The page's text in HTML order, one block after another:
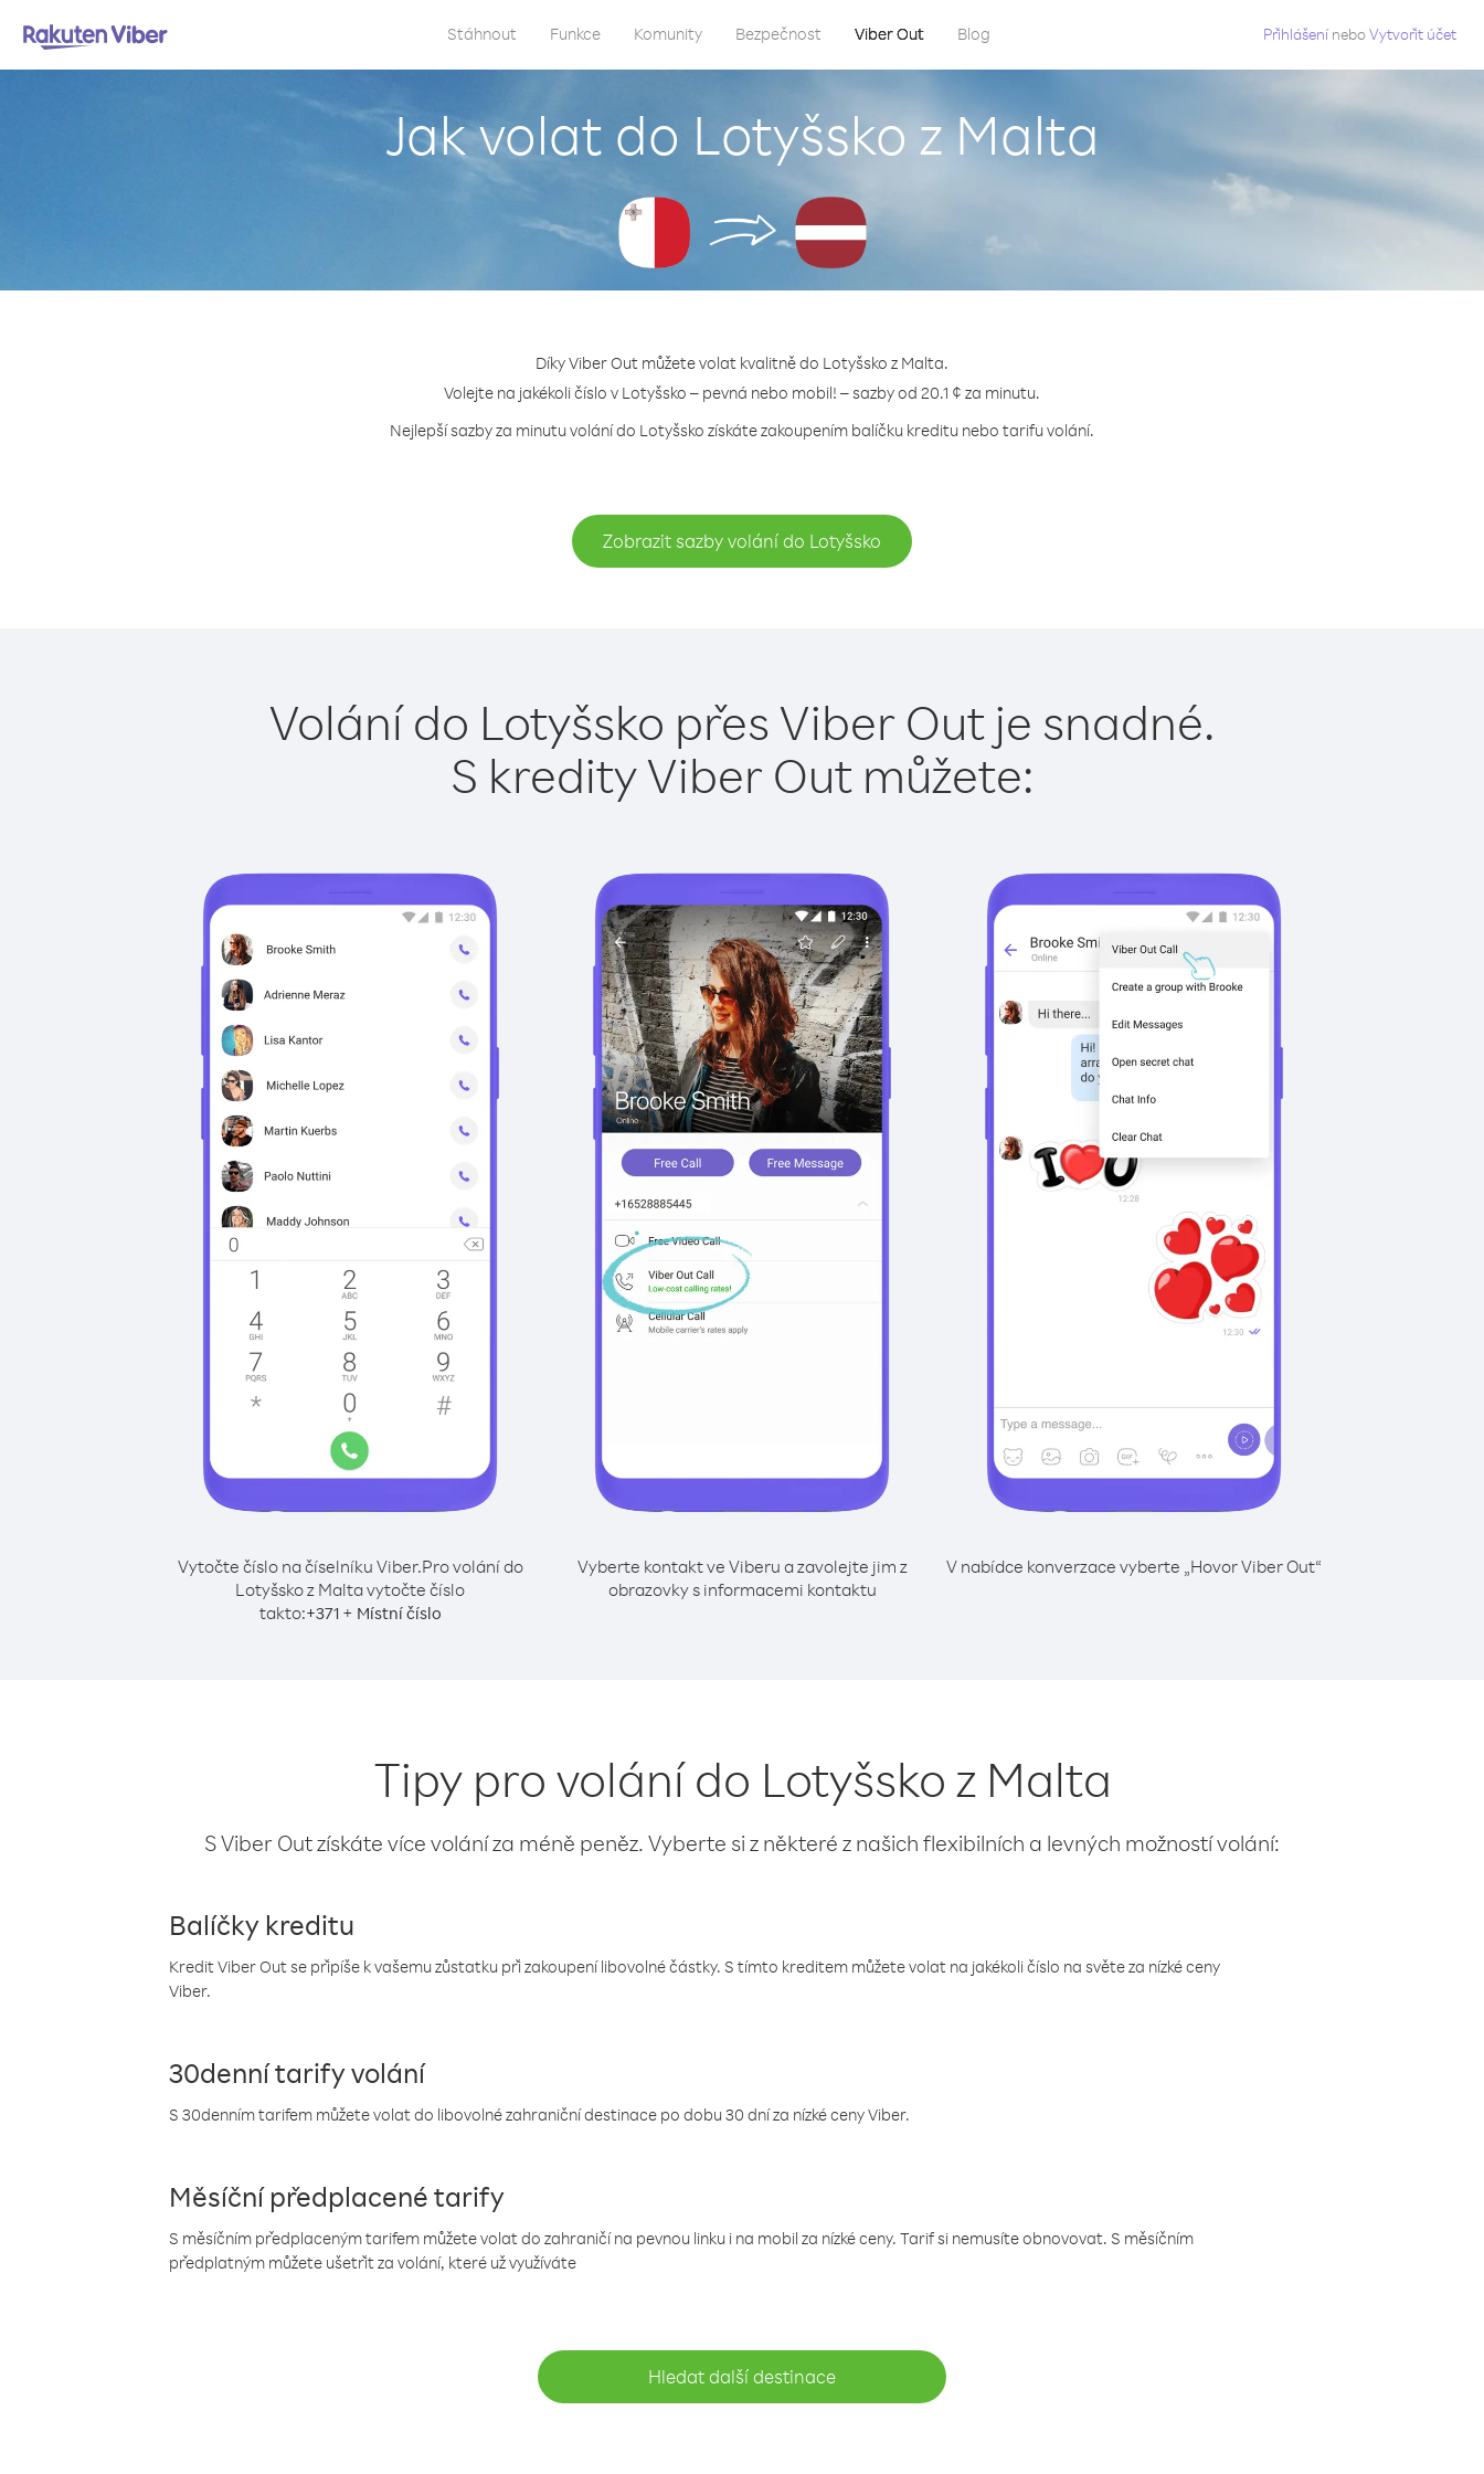
Stáhnout Funkce Komunity Bezpečnost Viber Out Blog Přihlášení neboVytvořit účet
Jak volat do Lotyšsko z Malta
Díky Viber Out můžete volat kvalitně do Lotyšsko z Malta.
Volejte na jakékoli číslo v Lotyšsko – pevná nebo mobil! – sazby od 20.1 ¢ za minutu.
Nejlepší sazby za minutu volání do Lotyšsko získáte zakoupením balíčku kreditu nebo tarifu volání.
Zobrazit sazby volání do Lotyšsko
Volání do Lotyšsko přes Viber Out je snadné.
S kredity Viber Out můžete:
Vytočte číslo na číselníku Viber.Pro volání do
Lotyšsko z Malta vytočte číslo
takto:+371+ Místní číslo
Vyberte kontakt ve Viberu a zavolejte jim z
obrazovky s informacemi kontaktu
V nabídce konverzace vyberte „Hovor Viber Out“
Tipy pro volání do Lotyšsko z Malta
S Viber Out získáte více volání za méně peněz. Vyberte si z některé z našich flexibilních a levných možností volání:
Balíčky kreditu
Kredit Viber Out se připíše k vašemu zůstatku při zakoupení libovolné částky. S tímto kreditem můžete volat na jakékoli číslo na světe za nízké ceny
Viber.
30denní tarify volání
S 30denním tarifem můžete volat do libovolné zahraniční destinace po dobu 30 dní za nízké ceny Viber.
Měsíční předplacené tarify
S měsíčním předplaceným tarifem můžete volat do zahraničí na pevnou linku i na mobil za nízké ceny. Tarif si nemusíte obnovovat. S měsíčním
předplatným můžete ušetřit za volání, které už využíváte
Hledat další destinace